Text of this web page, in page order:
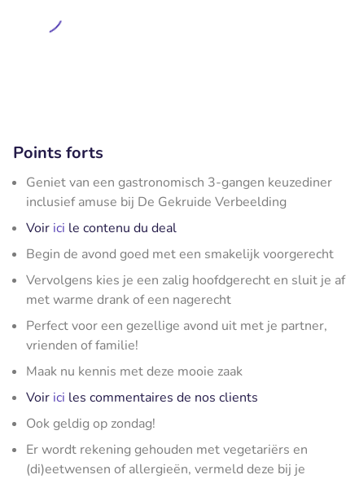
Points forts
Geniet van een gastronomisch 3-gangen keuzediner
inclusief amuse bij De Gekruide Verbeelding
Voir ici le contenu du deal
Begin de avond goed met een smakelijk voorgerecht
Vervolgens kies je een zalig hoofdgerecht en sluit je af
met warme drank of een nagerecht
Perfect voor een gezellige avond uit met je partner,
vrienden of familie!
Maak nu kennis met deze mooie zaak
Voir ici les commentaires de nos clients
Ook geldig op zondag!
Er wordt rekening gehouden met vegetariërs en
(di)eetwensen of allergieën, vermeld deze bij je